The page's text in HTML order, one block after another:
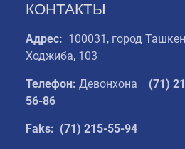
КОНТАКТЫ
Адрес: 100031, город
Ходжиба, 103
Телефон: Девонхона (71)
56-86
Faks: (71) 215-55-94